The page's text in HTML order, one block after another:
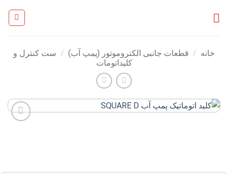
خانه / قطعات جانبی الکتروموتور (پمپ آب) / ست کنترل و
کلیداتومات